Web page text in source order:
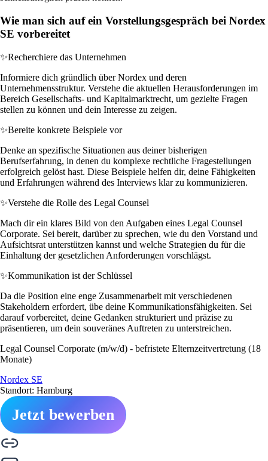
Wie man sich auf ein Vorstellungsgespräch bei Nordex
SE vorbereitet
✨Recherchiere das Unternehmen
Informiere dich gründlich über Nordex und deren
Unternehmensstruktur. Verstehe die aktuellen Herausforderungen im
Bereich Gesellschafts- und Kapitalmarktrecht, um gezielte Fragen
stellen zu können und dein Interesse zu zeigen.
✨Bereite konkrete Beispiele vor
Denke an spezifische Situationen aus deiner bisherigen
Berufserfahrung, in denen du komplexe rechtliche Fragestellungen
erfolgreich gelöst hast. Diese Beispiele helfen dir, deine Fähigkeiten
und Erfahrungen während des Interviews klar zu kommunizieren.
✨Verstehe die Rolle des Legal Counsel
Mach dir ein klares Bild von den Aufgaben eines Legal Counsel
Corporate. Sei bereit, darüber zu sprechen, wie du den Vorstand und
Aufsichtsrat unterstützen kannst und welche Strategien du für die
Einhaltung der gesetzlichen Anforderungen vorschlägst.
✨Kommunikation ist der Schlüssel
Da die Position eine enge Zusammenarbeit mit verschiedenen
Stakeholdern erfordert, übe deine Kommunikationsfähigkeiten. Sei
darauf vorbereitet, deine Gedanken strukturiert und präzise zu
präsentieren, um dein souveränes Auftreten zu unterstreichen.
Legal Counsel Corporate (m/w/d) - befristete Elternzeitvertretung (18
Monate)
Nordex SE
Standort: Hamburg
Jetzt bewerben